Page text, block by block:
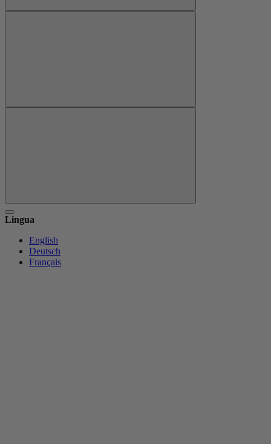
Lingua
English
Deutsch
Français